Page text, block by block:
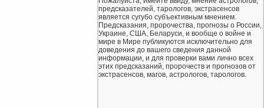
предсказателей, тарологов, экстрасенсов
является сугубо субъективным мнением.
Предсказания, пророчества, прогнозы о России,
Украине, США, Беларуси, и вообще о войне и
мире в Мире публикуются исключительно для
доведения до вашего сведения данной
информации, и для проверки вами лично всех
этих предсказаний, пророчеств и прогнозов от
экстрасенсов, магов, астрологов, тарологов.